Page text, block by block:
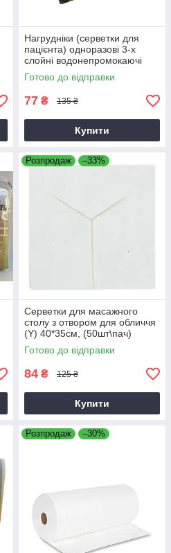
Нагрудніки (серветки для
пацієнта) одноразові 3-х
слойні водонепромокаючі
BLACKSEAMED™, чорні,
50шт
Готово до відправки
77 ₴ 135 ₴
Купити
Розпродаж –33%
Серветки для масажного
столу з отвором для обличчя
(Y) 40*35см, (50шт\пач)
Готово до відправки
84 ₴ 125 ₴
Купити
Розпродаж –30%